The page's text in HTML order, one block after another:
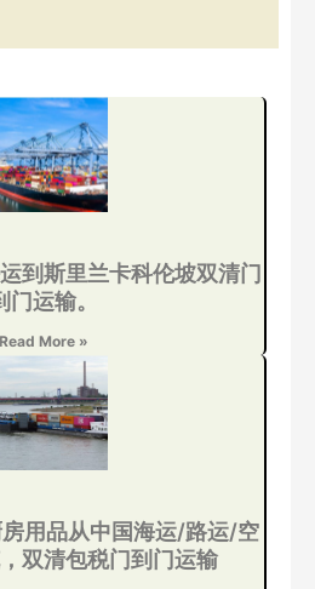
到斯里兰卡科伦坡双清门
门运输。
Read More »
用品从中国海运/路运/空
双清包税门到门运输